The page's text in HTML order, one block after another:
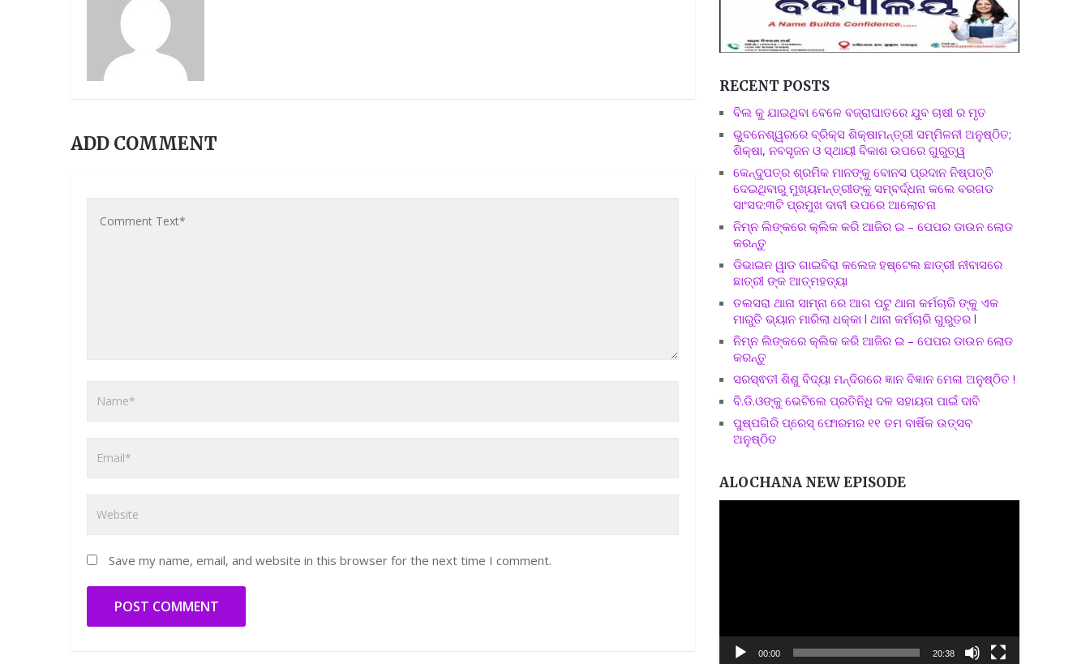
ADD COMMENT
Save my name, email, and website in this browser for the next time I comment.
RECENT POSTS
ବିଲ କୁ ଯାଇଥିବା ବେଳେ ବଜ୍ରାଘାତରେ ଯୁବ ଚାଷୀ ର ମୃତ
ଭୁବନେଶ୍ୱରରେ ବ୍ରିକ୍ସ ଶିକ୍ଷାମନ୍ତ୍ରୀ ସମ୍ମିଳନୀ ଅନୁଷ୍ଠିତ;
ଶିକ୍ଷା, ନବସୃଜନ ଓ ସ୍ଥାୟୀ ବିକାଶ ଉପରେ ଗୁରୁତ୍ୱ
କେନ୍ଦୁପତ୍ର ଶ୍ରମିକ ମାନଙ୍କୁ ବୋନସ ପ୍ରଦାନ ନିଷ୍ପତ୍ତି
ଦେଇଥିବାରୁ ମୁଖ୍ୟମନ୍ତ୍ରୀଙ୍କୁ ସମ୍ବର୍ଦ୍ଧନା କଲେ ବରଗଡ
ସାଂସଦ:୩ଟି ପ୍ରମୁଖ ଦାବୀ ଉପରେ ଆଲୋଚନା
ନିମ୍ନ ଲିଙ୍କରେ କ୍ଲିକ କରି ଆଜିର ଇ – ପେପର ଡାଉନ ଲୋଡ
କରନ୍ତୁ
ଡିଭାଇନ ୱାଡ ଗାଇବିରା କଲେଜ ହଷ୍ଟେଲ ଛାତ୍ରୀ ନୀବାସରେ
ଛାତ୍ରୀ ଙ୍କ ଆତ୍ମହତ୍ୟା
ତଲସରା ଥାନା ସାମ୍ନା ରେ ଆଗ ପଟୁ ଥାନା କର୍ମଚାରି ଙ୍କୁ ଏକ
ମାରୁତି ଭ୍ୟାନ ମାରିଲା ଧକ୍କା l ଥାନା କର୍ମଚାରି ଗୁରୁତର l
ନିମ୍ନ ଲିଙ୍କରେ କ୍ଲିକ କରି ଆଜିର ଇ – ପେପର ଡାଉନ ଲୋଡ
କରନ୍ତୁ
ସରସ୍ଵତୀ ଶିଶୁ ବିଦ୍ୟା ମନ୍ଦିରରେ ଜ୍ଞାନ ବିଜ୍ଞାନ ମେଳା ଅନୁଷ୍ଠିତ !
ବି.ଡି.ଓଙ୍କୁ ଭେଟିଲେ ପ୍ରତିନିଧି ଦଳ ସହାୟତା ପାଇଁ ଦାବି
ପୁଷ୍ପଗିରି ପ୍ରେସ୍ ଫୋରମର ୧୧ ତମ ବାର୍ଷିକ ଉତ୍ସବ
ଅନୁଷ୍ଠିତ
ALOCHANA NEW EPISODE
00:00 20:38